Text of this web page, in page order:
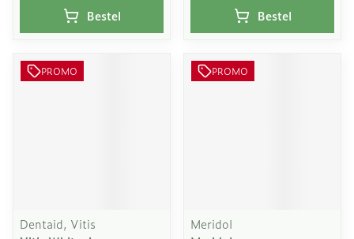
Bestel Bestel
PROMO
Dentaid, Vitis
PROMO
Meridol